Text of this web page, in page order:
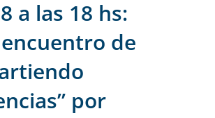
a las 18 hs:
de
por